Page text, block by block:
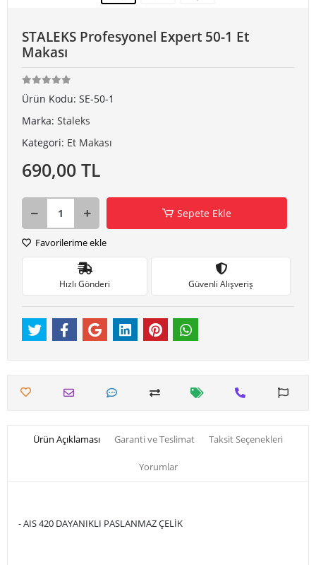
STALEKS Profesyonel Expert 50-1 Et
Makası
Ürün Kodu: SE-50-1
Marka: Staleks
Kategori: Et Makası
690,00 TL
Sepete Ekle
Favorilerime ekle
Hızlı Gönderi Güvenli Alışveriş
Ürün Açıklaması Garanti ve Teslimat Taksit Seçenekleri
Yorumlar
- AIS 420 DAYANIKLI PASLANMAZ ÇELİK